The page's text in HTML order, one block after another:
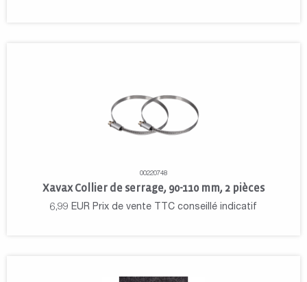
00220748
Xavax Collier de serrage, 90-110 mm, 2 pièces
6,99 EUR Prix de vente TTC conseillé indicatif